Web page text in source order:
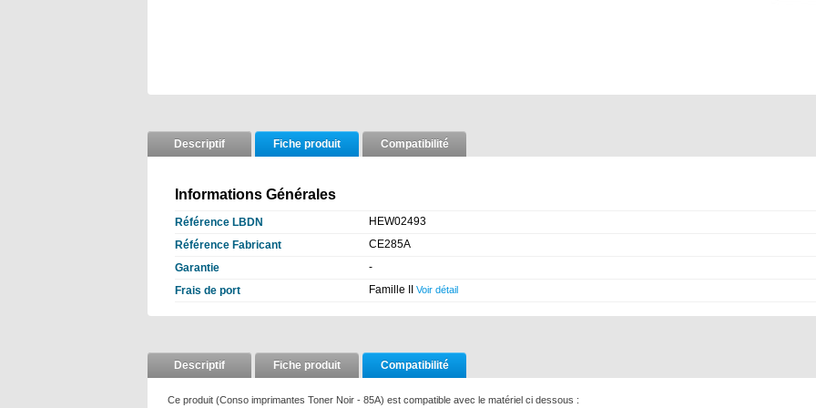
Descriptif Fiche produit Compatibilité
Informations Générales
Référence LBDN
HEW02493
Référence Fabricant
CE285A
Garantie
-
Frais de port
Famille II Voir détail
Descriptif Fiche produit Compatibilité
Ce produit (Conso imprimantes Toner Noir - 85A) est compatible avec le matériel ci dessous :